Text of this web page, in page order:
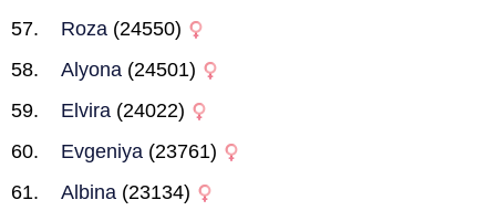
Roza (24550)
Alyona (24501)
Elvira (24022)
Evgeniya (23761)
Albina (23134)